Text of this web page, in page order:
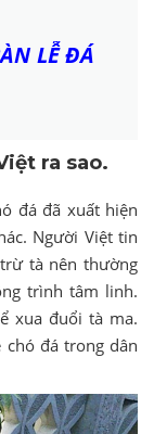
LỄ ĐÁ
ra sao.
đá đã xuất hiện
Người Việt tin
tà nên thường
trình tâm linh.
xua đuổi tà ma.
chó đá trong dân